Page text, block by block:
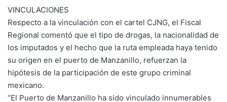
VINCULACIONES
Respecto a la vinculación con el cartel CJNG, el Fiscal
Regional comentó que el tipo de drogas, la nacionalidad de
los imputados y el hecho que la ruta empleada haya tenido
su origen en el puerto de Manzanillo, refuerzan la
hipótesis de la participación de este grupo criminal
mexicano.
“El Puerto de Manzanillo ha sido vinculado innumerables